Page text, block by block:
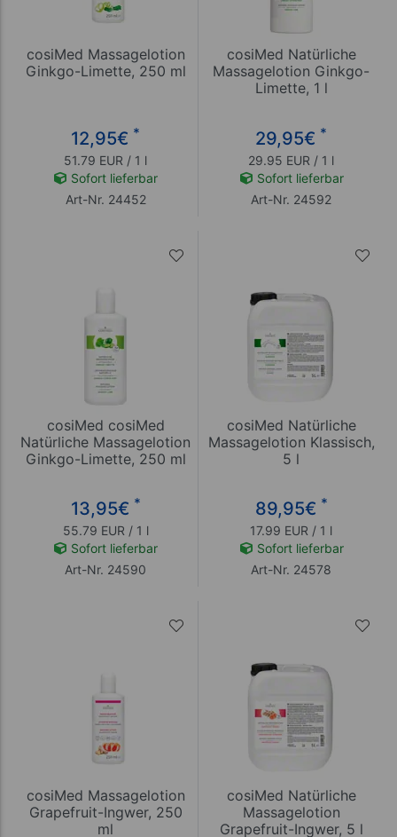
cosiMed Massagelotion
Ginkgo-Limette, 250 ml
12,95€ *
51.79 EUR / 1 l
Sofort lieferbar
Art-Nr. 24452
cosiMed Natürliche
Massagelotion Ginkgo-
Limette, 1 l
29,95€ *
29.95 EUR / 1 l
Sofort lieferbar
Art-Nr. 24592
cosiMed cosiMed
Natürliche Massagelotion
Ginkgo-Limette, 250 ml
13,95€ *
55.79 EUR / 1 l
Sofort lieferbar
Art-Nr. 24590
cosiMed Natürliche
Massagelotion Klassisch,
5 l
89,95€ *
17.99 EUR / 1 l
Sofort lieferbar
Art-Nr. 24578
cosiMed Massagelotion
Grapefruit-Ingwer, 250
ml
cosiMed Natürliche
Massagelotion
Grapefruit-Ingwer, 5 l